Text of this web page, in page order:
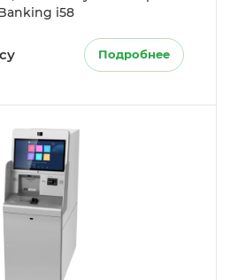
i58
Подробнее